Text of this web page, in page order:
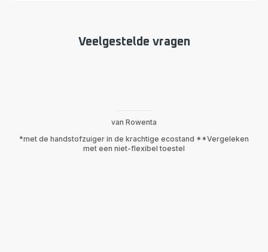
Veelgestelde vragen
van Rowenta
*met de handstofzuiger in de krachtige ecostand **Vergeleken
met een niet-flexibel toestel